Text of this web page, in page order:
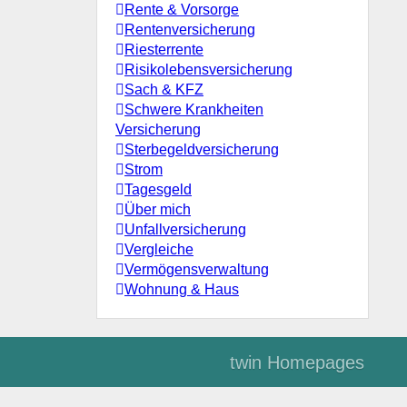
Rente & Vorsorge
Rentenversicherung
Riesterrente
Risikolebensversicherung
Sach & KFZ
Schwere Krankheiten
Versicherung
Sterbegeldversicherung
Strom
Tagesgeld
Über mich
Unfallversicherung
Vergleiche
Vermögensverwaltung
Wohnung & Haus
twin Homepages